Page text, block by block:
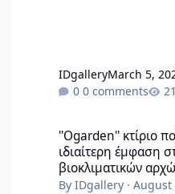
IDgalleryMarch 5,
0 comments
''Ogarden'' κτίριο
ιδιαίτερη έμφαση
βιοκλιματικών
ByIDgallery ·August